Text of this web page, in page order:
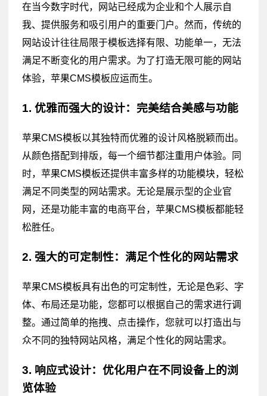
在当今数字时代，网站已经成为企业和个人展示自
我、提供服务和吸引用户的重要门户。然而，传统的
网站设计往往局限于模板选择有限、功能单一，无法
满足不断变化的用户需求。为了打造无限可能的网站
体验，苹果CMS模板应运而生。
1. 优雅而强大的设计：完美结合美感与功能
苹果CMS模板以其独特而优雅的设计风格脱颖而出。
从颜色搭配到排版，每一个细节都注重用户体验。同
时，苹果CMS模板还提供丰富多样的功能模块，轻松
满足不同类型的网站需求。无论是展示型的企业官
网，还是功能丰富的电商平台，苹果CMS模板都能轻
松胜任。
2. 强大的可定制性：满足个性化的网站需求
苹果CMS模板具有出色的可定制性，无论是色彩、字
体、布局还是功能，您都可以根据自己的需求进行调
整。通过简单的拖拽、点击操作，您就可以打造出与
众不同的独特网站风格，满足个性化的网站需求。
3. 响应式设计：优化用户在不同设备上的浏
览体验